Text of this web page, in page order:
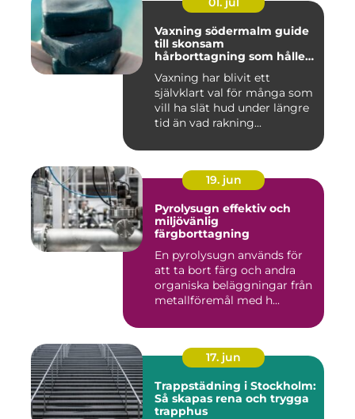
Vaxning södermalm guide
till skonsam
hårborttagning som håller
Vaxning har blivit ett
självklart val för många som
vill ha slät hud under längre
tid än vad rakning...
19. jun
Pyrolysugn effektiv och
miljövänlig
färgborttagning
En pyrolysugn används för
att ta bort färg och andra
organiska beläggningar från
metallföremål med h...
17. jun
Trappstädning i Stockholm:
Så skapas rena och trygga
trapphus